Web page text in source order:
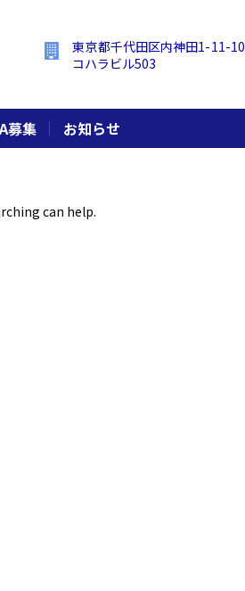
東京都千代田区内神田1-11-10
コハラビル503
募集 お知らせ
can help.